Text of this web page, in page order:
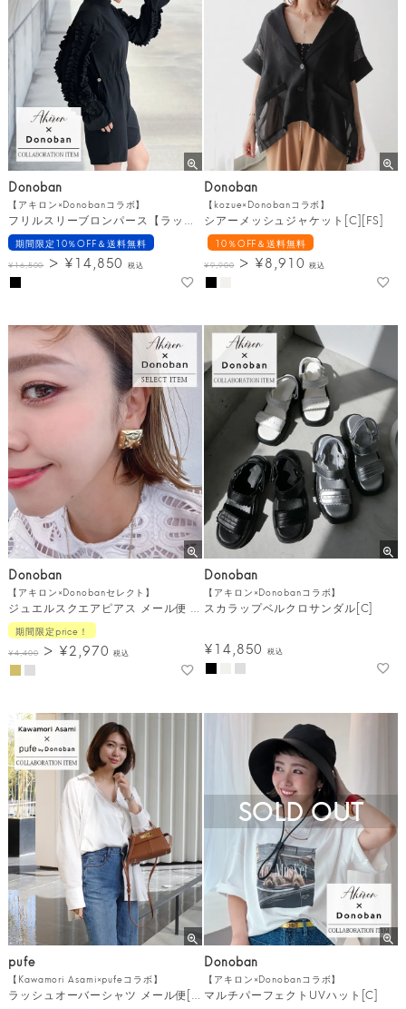
Donoban
【アキロン×Donobanコラボ】
期間限定10％OFF＆送料無料
¥16,500 ¥14,850 税込
Donoban
【kozue×Donobanコラボ】
シアーメッシュジャケット[C][FS]
10％OFF＆送料無料
¥9,900 ¥8,910 税込
Donoban
【アキロン×Donobanセレクト】
期間限定price！
¥4,400 ¥2,970 税込
Donoban
【アキロン×Donobanコラボ】
スカラップベルクロサンダル[C]
¥14,850 税込
pufe
【Kawamori Asami×pufeコラボ】
ラッシュオーバーシャツ メール便[C]
Donoban
【アキロン×Donobanコラボ】
マルチパーフェクトUVハット[C]
SOLD OUT